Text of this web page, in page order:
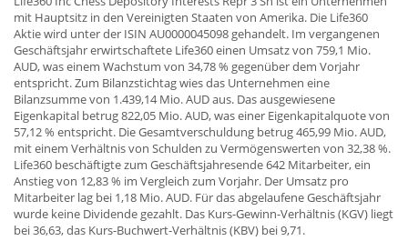
mit Hauptsitz in den Vereinigten Staaten von Amerika. Die Life360
Aktie wird unter der ISIN AU0000045098 gehandelt. Im vergangenen
Geschäftsjahr erwirtschaftete Life360 einen Umsatz von 759,1 Mio.
AUD, was einem Wachstum von 34,78 % gegenüber dem Vorjahr
entspricht. Zum Bilanzstichtag wies das Unternehmen eine
Bilanzsumme von 1.439,14 Mio. AUD aus. Das ausgewiesene
Eigenkapital betrug 822,05 Mio. AUD, was einer Eigenkapitalquote von
57,12 % entspricht. Die Gesamtverschuldung betrug 465,99 Mio. AUD,
mit einem Verhältnis von Schulden zu Vermögenswerten von 32,38 %.
Life360 beschäftigte zum Geschäftsjahresende 642 Mitarbeiter, ein
Anstieg von 12,83 % im Vergleich zum Vorjahr. Der Umsatz pro
Mitarbeiter lag bei 1,18 Mio. AUD. Für das abgelaufene Geschäftsjahr
wurde keine Dividende gezahlt. Das Kurs-Gewinn-Verhältnis (KGV) liegt
bei 36,63, das Kurs-Buchwert-Verhältnis (KBV) bei 9,71.